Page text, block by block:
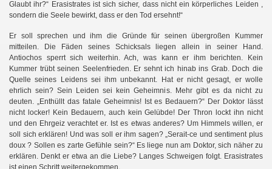
Glaubt ihr?“ Erasistrates ist sich sicher, dass nicht ein körperliches Leiden ,
sondern die Seele bewirkt, dass er den Tod ersehnt!“
Er soll sprechen und ihm die Gründe für seinen übergroßen Kummer
mitteilen. Die Fäden seines Schicksals liegen allein in seiner Hand.
Antiochos sperrt sich weiterhin. Ach, was kann er ihm berichten. Kein
Kummer trübt seinen Seelenfrieden. Er sehnt ich hinab ins Grab. Doch die
Quelle seines Leidens sei ihm unbekannt. Hat er nicht gesagt, er wolle
ehrlich sein? Sein Leiden sei kein Geheimnis. Mehr gibt es da nicht zu
deuten. „Enthüllt das fatale Geheimnis! Ist es Bedauern?“ Der Doktor lässt
nicht locker! Kein Bedauern, auch kein Gelübde! Der Thron lockt ihn nicht
und den Ehrgeiz verachtet er. Ist es etwas anderes? Um Himmels willen, er
soll sich erklären! Und was soll er ihm sagen? „Serait-ce und sentiment plus
doux ? Sollen es zarte Gefühle sein?“ Es liege nun am Doktor, sich näher zu
erklären. Denkt er etwa an die Liebe? Langes Schweigen folgt. Erasistrates
ist einen Schritt weitergekommen.